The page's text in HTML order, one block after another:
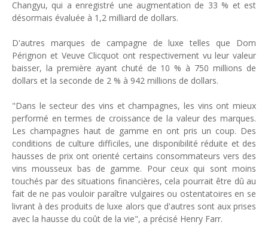
Changyu, qui a enregistré une augmentation de 33 % et est
désormais évaluée à 1,2 milliard de dollars.
D'autres marques de campagne de luxe telles que Dom
Pérignon et Veuve Clicquot ont respectivement vu leur valeur
baisser, la première ayant chuté de 10 % à 750 millions de
dollars et la seconde de 2 % à 942 millions de dollars.
"Dans le secteur des vins et champagnes, les vins ont mieux
performé en termes de croissance de la valeur des marques.
Les champagnes haut de gamme en ont pris un coup. Des
conditions de culture difficiles, une disponibilité réduite et des
hausses de prix ont orienté certains consommateurs vers des
vins mousseux bas de gamme. Pour ceux qui sont moins
touchés par des situations financières, cela pourrait être dû au
fait de ne pas vouloir paraître vulgaires ou ostentatoires en se
livrant à des produits de luxe alors que d'autres sont aux prises
avec la hausse du coût de la vie", a précisé Henry Farr.